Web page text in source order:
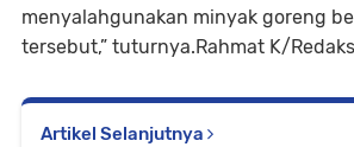
menyalahgunakan minyak goreng
tersebut,” tuturnya.Rahmat K/
Artikel Selanjutnya